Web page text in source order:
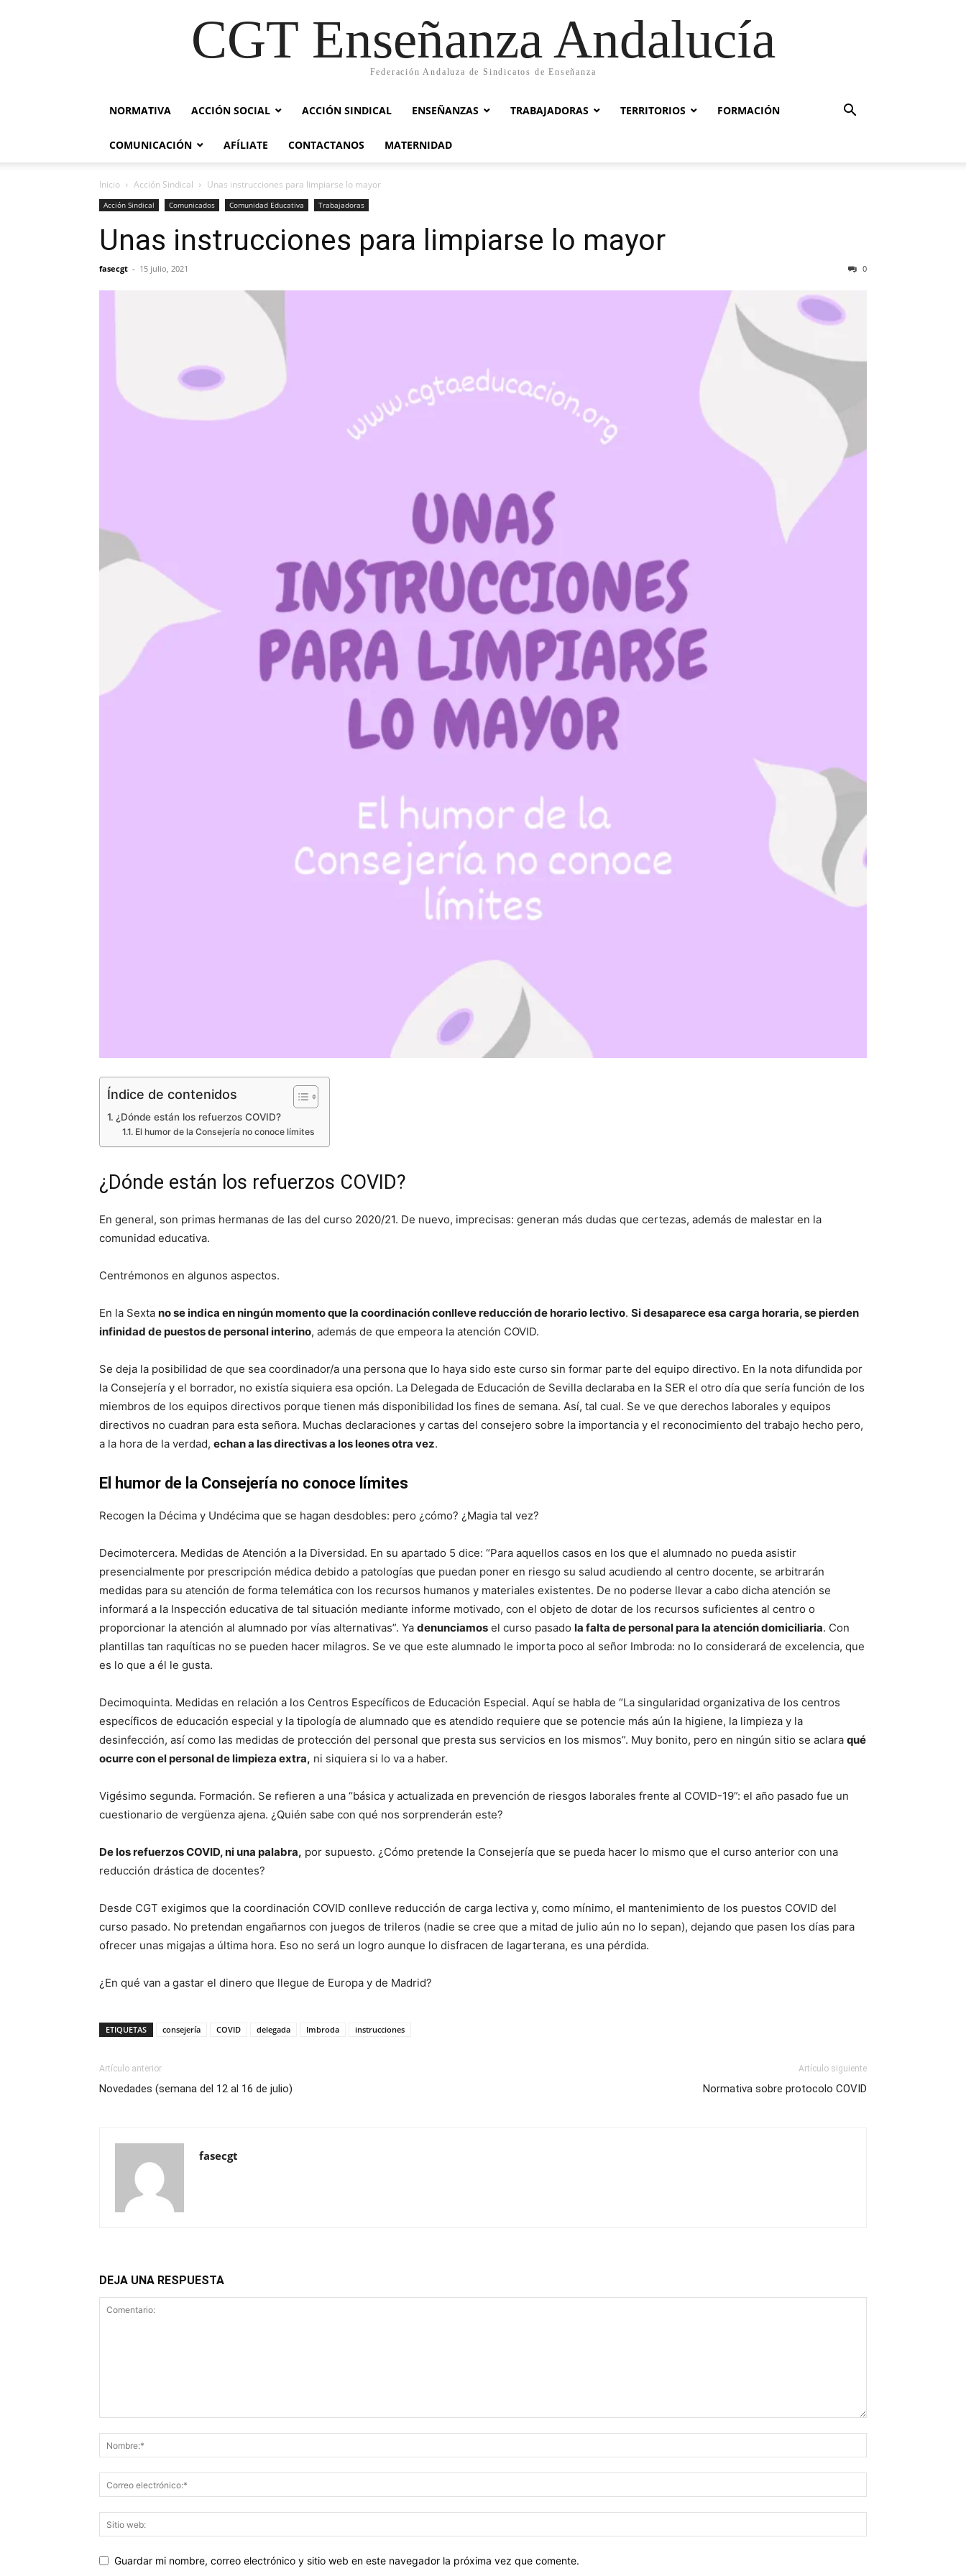
CGT Enseñanza Andalucía
Federación Andaluza de Sindicatos de Enseñanza
NORMATIVA ACCIÓN SOCIAL ACCIÓN SINDICAL ENSEÑANZAS TRABAJADORAS TERRITORIOS FORMACIÓN
COMUNICACIÓN AFÍLIATE CONTACTANOS MATERNIDAD
Inicio Acción Sindical Unas instrucciones para limpiarse lo mayor
Acción Sindical Comunicados Comunidad Educativa Trabajadoras
Unas instrucciones para limpiarse lo mayor
fasecgt - 15 julio, 2021 0
Índice de contenidos
¿Dónde están los refuerzos COVID?
El humor de la Consejería no conoce límites
¿Dónde están los refuerzos COVID?
En general, son primas hermanas de las del curso 2020/21. De nuevo, imprecisas: generan más dudas que certezas, además de malestar en la
comunidad educativa.
Centrémonos en algunos aspectos.
En la Sexta no se indica en ningún momento que la coordinación conlleve reducción de horario lectivo. Si desaparece esa carga horaria, se pierden
infinidad de puestos de personal interino, además de que empeora la atención COVID.
Se deja la posibilidad de que sea coordinador/a una persona que lo haya sido este curso sin formar parte del equipo directivo. En la nota difundida por
la Consejería y el borrador, no existía siquiera esa opción. La Delegada de Educación de Sevilla declaraba en la SER el otro día que sería función de los
miembros de los equipos directivos porque tienen más disponibilidad los fines de semana. Así, tal cual. Se ve que derechos laborales y equipos
directivos no cuadran para esta señora. Muchas declaraciones y cartas del consejero sobre la importancia y el reconocimiento del trabajo hecho pero,
a la hora de la verdad, echan a las directivas a los leones otra vez.
El humor de la Consejería no conoce límites
Recogen la Décima y Undécima que se hagan desdobles: pero ¿cómo? ¿Magia tal vez?
Decimotercera. Medidas de Atención a la Diversidad. En su apartado 5 dice: “Para aquellos casos en los que el alumnado no pueda asistir
presencialmente por prescripción médica debido a patologías que puedan poner en riesgo su salud acudiendo al centro docente, se arbitrarán
medidas para su atención de forma telemática con los recursos humanos y materiales existentes. De no poderse llevar a cabo dicha atención se
informará a la Inspección educativa de tal situación mediante informe motivado, con el objeto de dotar de los recursos suficientes al centro o
proporcionar la atención al alumnado por vías alternativas”. Ya denunciamos el curso pasado la falta de personal para la atención domiciliaria. Con
plantillas tan raquíticas no se pueden hacer milagros. Se ve que este alumnado le importa poco al señor Imbroda: no lo considerará de excelencia, que
es lo que a él le gusta.
Decimoquinta. Medidas en relación a los Centros Específicos de Educación Especial. Aquí se habla de “La singularidad organizativa de los centros
específicos de educación especial y la tipología de alumnado que es atendido requiere que se potencie más aún la higiene, la limpieza y la
desinfección, así como las medidas de protección del personal que presta sus servicios en los mismos”. Muy bonito, pero en ningún sitio se aclara qué
ocurre con el personal de limpieza extra, ni siquiera si lo va a haber.
Vigésimo segunda. Formación. Se refieren a una “básica y actualizada en prevención de riesgos laborales frente al COVID-19”: el año pasado fue un
cuestionario de vergüenza ajena. ¿Quién sabe con qué nos sorprenderán este?
De los refuerzos COVID, ni una palabra, por supuesto. ¿Cómo pretende la Consejería que se pueda hacer lo mismo que el curso anterior con una
reducción drástica de docentes?
Desde CGT exigimos que la coordinación COVID conlleve reducción de carga lectiva y, como mínimo, el mantenimiento de los puestos COVID del
curso pasado. No pretendan engañarnos con juegos de trileros (nadie se cree que a mitad de julio aún no lo sepan), dejando que pasen los días para
ofrecer unas migajas a última hora. Eso no será un logro aunque lo disfracen de lagarterana, es una pérdida.
¿En qué van a gastar el dinero que llegue de Europa y de Madrid?
ETIQUETAS consejería COVID delegada Imbroda instrucciones
Artículo anterior
Novedades (semana del 12 al 16 de julio)
Artículo siguiente
Normativa sobre protocolo COVID
fasecgt
DEJA UNA RESPUESTA
Guardar mi nombre, correo electrónico y sitio web en este navegador la próxima vez que comente.